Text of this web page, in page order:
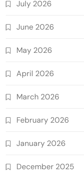
July 2026
June 2026
May 2026
April 2026
March 2026
February 2026
January 2026
December 2025